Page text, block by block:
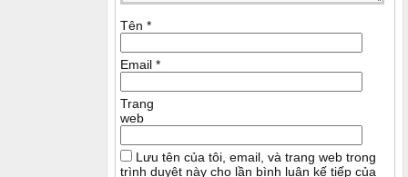
Tên *
Email *
Trang
web
Lưu tên của tôi, email, và trang web trong
trình duyệt này cho lần bình luận kế tiếp của